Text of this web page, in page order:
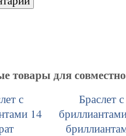
товары для
с
14
Браслет с